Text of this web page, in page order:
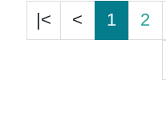
|< < 1 2